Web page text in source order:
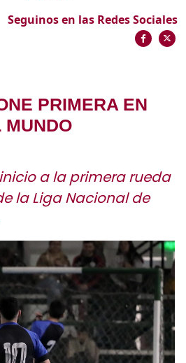
Seguinos en las Redes Sociales
PRIMERA EN
MUNDO
a la primera rueda
la Liga Nacional de